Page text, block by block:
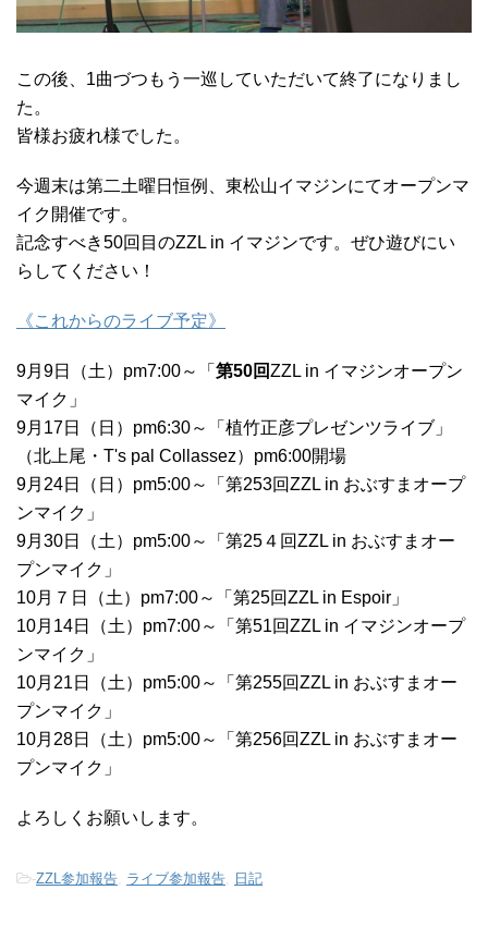
この後、1曲づつもう一巡していただいて終了になりまし
た。
皆様お疲れ様でした。
今週末は第二土曜日恒例、東松山イマジンにてオープンマ
イク開催です。
記念すべき50回目のZZL in イマジンです。ぜひ遊びにい
らしてください！
《これからのライブ予定》
9月9日（土）pm7:00～「 第50回ZZL in イマジンオープン
マイク」
9月17日（日）pm6:30～「植竹正彦プレゼンツライブ」
（北上尾・T's pal Collassez）pm6:00開場
9月24日（日）pm5:00～「第253回ZZL in おぶすまオープ
ンマイク」
9月30日（土）pm5:00～「第25４回ZZL in おぶすまオー
プンマイク」
10月７日（土）pm7:00～「第25回ZZL in Espoir」
10月14日（土）pm7:00～「第51回ZZL in イマジンオープ
ンマイク」
10月21日（土）pm5:00～「第255回ZZL in おぶすまオー
プンマイク」
10月28日（土）pm5:00～「第256回ZZL in おぶすまオー
プンマイク」
よろしくお願いします。
-ZZL参加報告 ライブ参加報告 日記